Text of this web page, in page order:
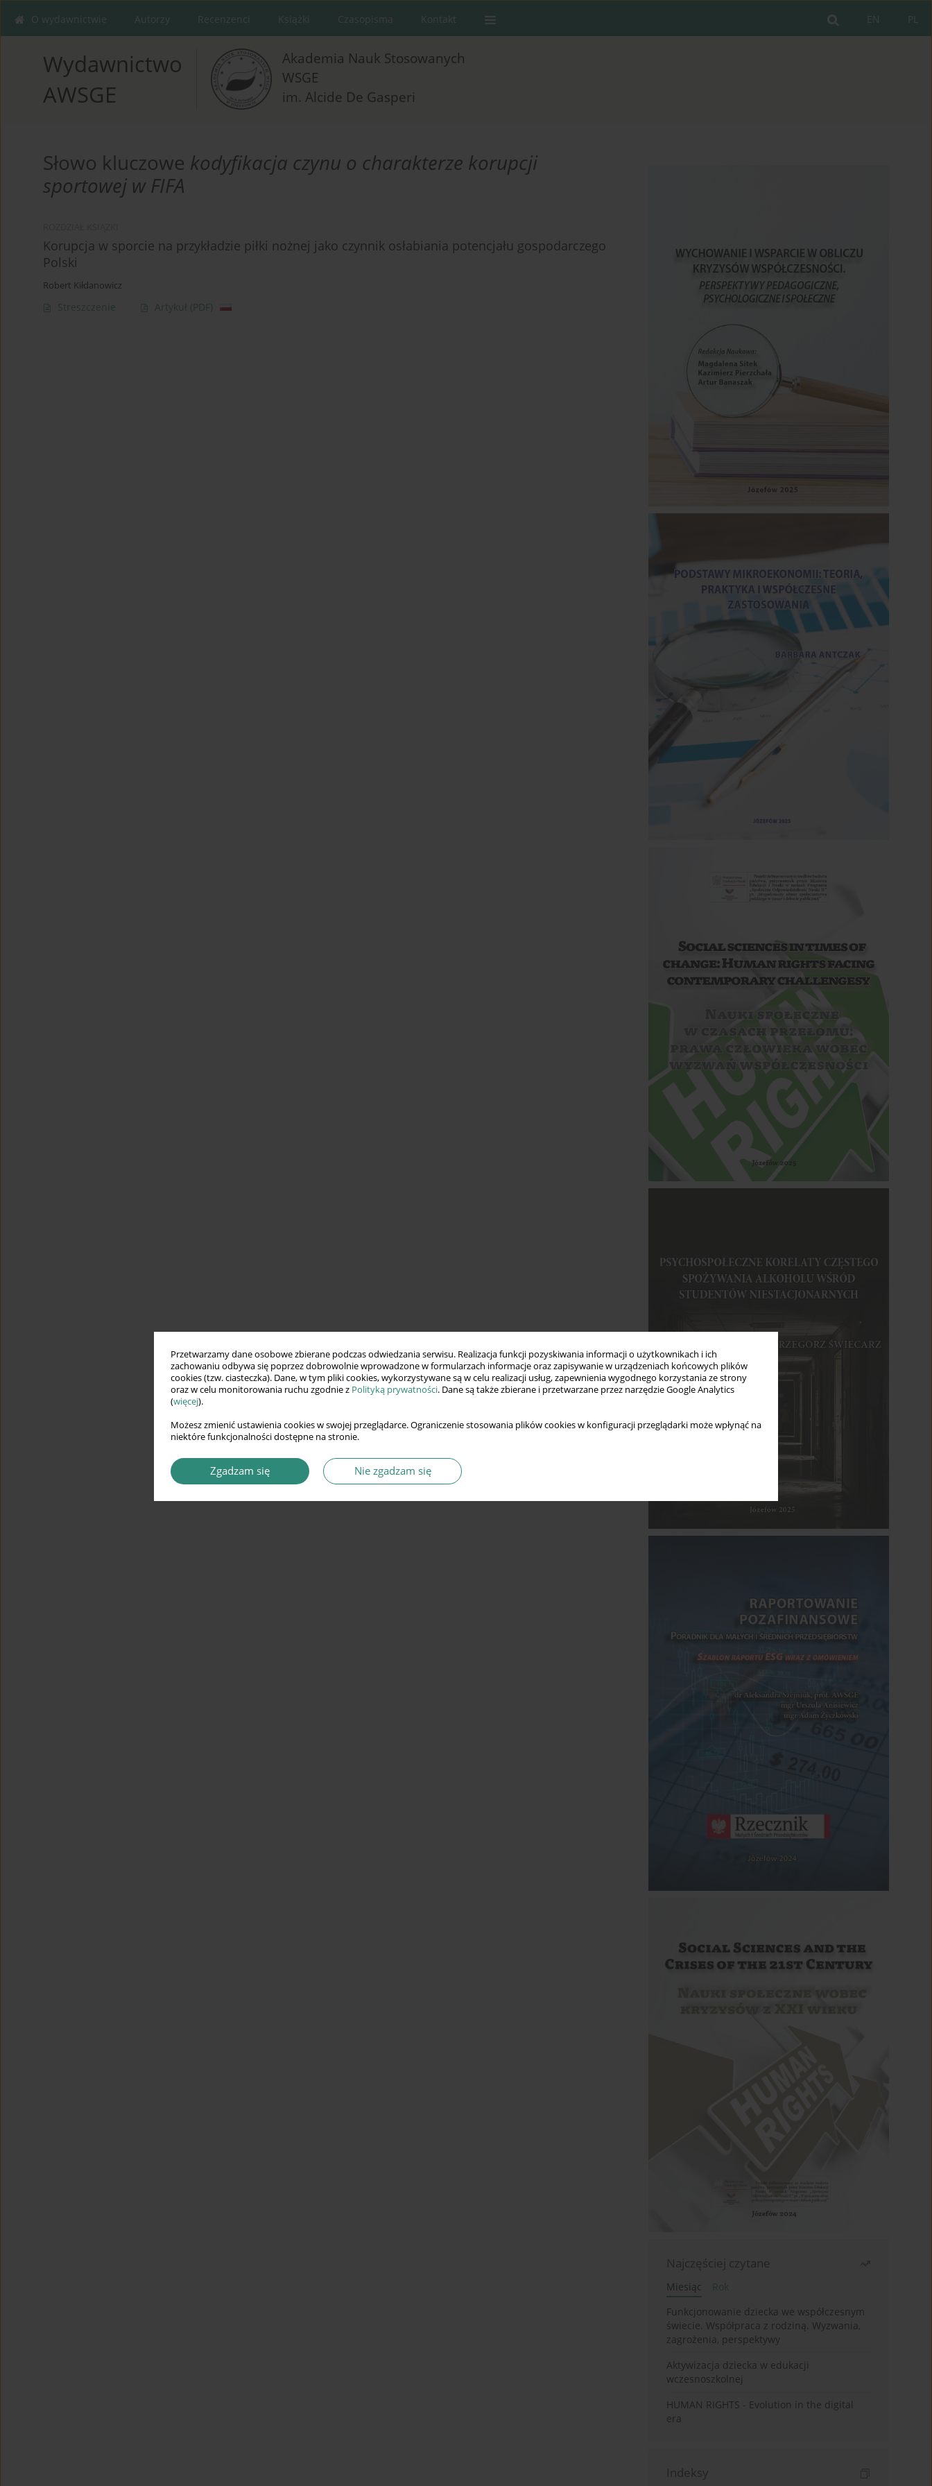
Przetwarzamy dane osobowe zbierane podczas odwiedzania serwisu. Realizacja funkcji pozyskiwania informacji o użytkownikach i ich
zachowaniu odbywa się poprzez dobrowolnie wprowadzone w formularzach informacje oraz zapisywanie w urządzeniach końcowych plików
cookies (tzw. ciasteczka). Dane, w tym pliki cookies, wykorzystywane są w celu realizacji usług, zapewnienia wygodnego korzystania ze strony
oraz w celu monitorowania ruchu zgodnie z Polityką prywatności. Dane są także zbierane i przetwarzane przez narzędzie Google Analytics
(więcej).
Możesz zmienić ustawienia cookies w swojej przeglądarce. Ograniczenie stosowania plików cookies w konfiguracji przeglądarki może wpłynąć na
niektóre funkcjonalności dostępne na stronie.
Zgadzam się Nie zgadzam się
PL
EN
O wydawnictwie Autorzy Recenzenci Książki Czasopisma Kontakt
Wydawnictwo
AWSGE
Akademia Nauk Stosowanych
WSGE
im. Alcide De Gasperi
Słowo kluczowe kodyfikacja czynu o charakterze korupcji
sportowej w FIFA
Korupcja w sporcie na przykładzie piłki nożnej jako czynnik osłabiania potencjału gospodarczego
Polski
Robert Kiłdanowicz
Streszczenie Artykuł (PDF)
Najczęściej czytane
Miesiąc
Rok
Funkcjonowanie dziecka we współczesnym
świecie. Współpraca z rodziną. Wyzwania,
zagrożenia, perspektywy
Aktywizacja dziecka w edukacji
wczesnoszkolnej
HUMAN RIGHTS - Evolution in the digital
era
Indeksy